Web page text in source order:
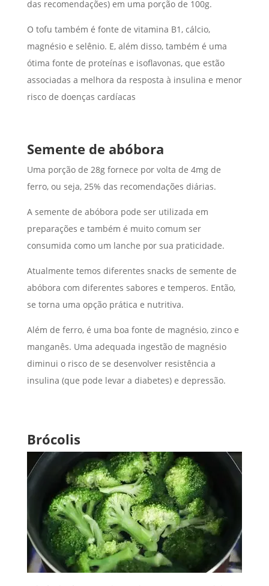
das recomendações) em uma porção de 100g.
O tofu também é fonte de vitamina B1, cálcio,
magnésio e selênio. E, além disso, também é uma
ótima fonte de proteínas e isoflavonas, que estão
associadas a melhora da resposta à insulina e menor
risco de doenças cardíacas
Semente de abóbora
Uma porção de 28g fornece por volta de 4mg de
ferro, ou seja, 25% das recomendações diárias.
A semente de abóbora pode ser utilizada em
preparações e também é muito comum ser
consumida como um lanche por sua praticidade.
Atualmente temos diferentes snacks de semente de
abóbora com diferentes sabores e temperos. Então,
se torna uma opção prática e nutritiva.
Além de ferro, é uma boa fonte de magnésio, zinco e
manganês. Uma adequada ingestão de magnésio
diminui o risco de se desenvolver resistência a
insulina (que pode levar a diabetes) e depressão.
Brócolis